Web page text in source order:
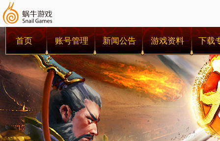
首页 账号管理 新闻公告 游戏资料 下载